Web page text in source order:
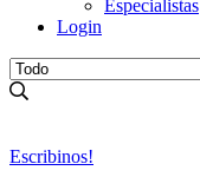
Especialistas
Login
Escribinos!